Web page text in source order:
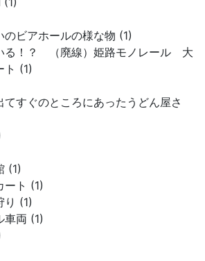
ビアホールの様な物 (1)
る！？ （廃線）姫路モノレール 大
ト (1)
すぐのところにあったうどん屋さ
(1)
ート (1)
り (1)
車両 (1)